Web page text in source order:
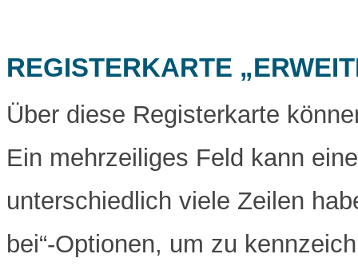
REGISTERKARTE
Über diese Registerkarte
Ein mehrzeiliges Feld kann
unterschiedlich viele Zeilen
bei“-Optionen, um zu